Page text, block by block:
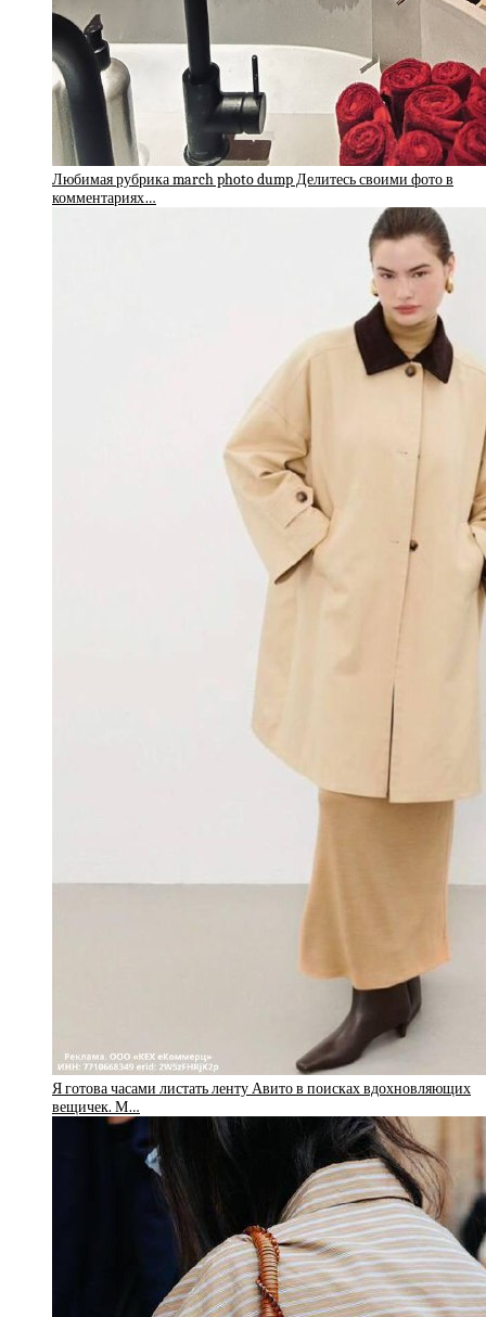
Любимая рубрика march photo dump Делитесь своими фото в
комментариях…
Я готова часами листать ленту Авито в поисках вдохновляющих
вещичек. М…